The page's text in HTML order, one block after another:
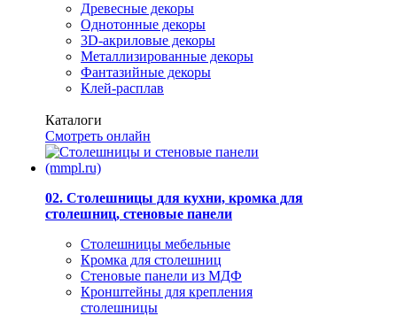
Древесные декоры
Однотонные декоры
3D-акриловые декоры
Металлизированные декоры
Фантазийные декоры
Клей-расплав
Каталоги
Смотреть онлайн
02. Столешницы для кухни, кромка для
столешниц, стеновые панели
Столешницы мебельные
Кромка для столешниц
Стеновые панели из МДФ
Кронштейны для крепления
столешницы